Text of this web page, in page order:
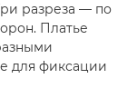
разреза — по
Платье
для фиксации